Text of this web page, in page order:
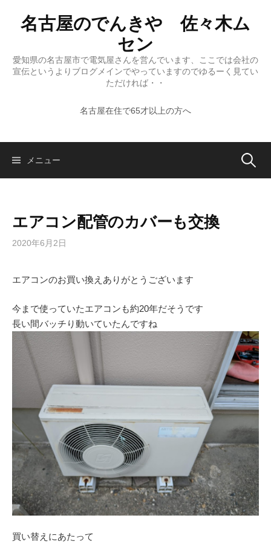
プ
名古屋のでんきや 佐々木ム
セン
愛知県の名古屋市で電気屋さんを営んでいます、ここでは会社の
宣伝というよりブログメインでやっていますのでゆるーく見てい
ただければ・・
名古屋在住で65才以上の方へ
メニュー 検
エアコン配管のカバーも交換
2020年6月2日
エアコンのお買い換えありがとうございます
今まで使っていたエアコンも約20年だそうです
長い間バッチり動いていたんですね
買い替えにあたって